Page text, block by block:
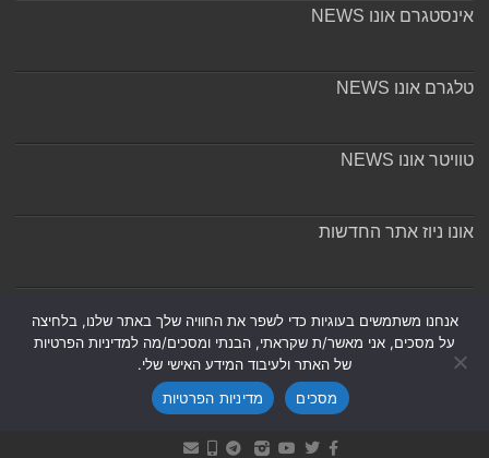
אינסטגרם אונו NEWS
טלגרם אונו NEWS
טוויטר אונו NEWS
אונו ניוז אתר החדשות
אנחנו משתמשים בעוגיות כדי לשפר את החוויה שלך באתר שלנו, בלחיצה
על מסכים, אני מאשר/ת שקראתי, הבנתי ומסכים/מה למדיניות הפרטיות
של האתר ולעיבוד המידע האישי שלי.
מסכים
מדיניות הפרטיות